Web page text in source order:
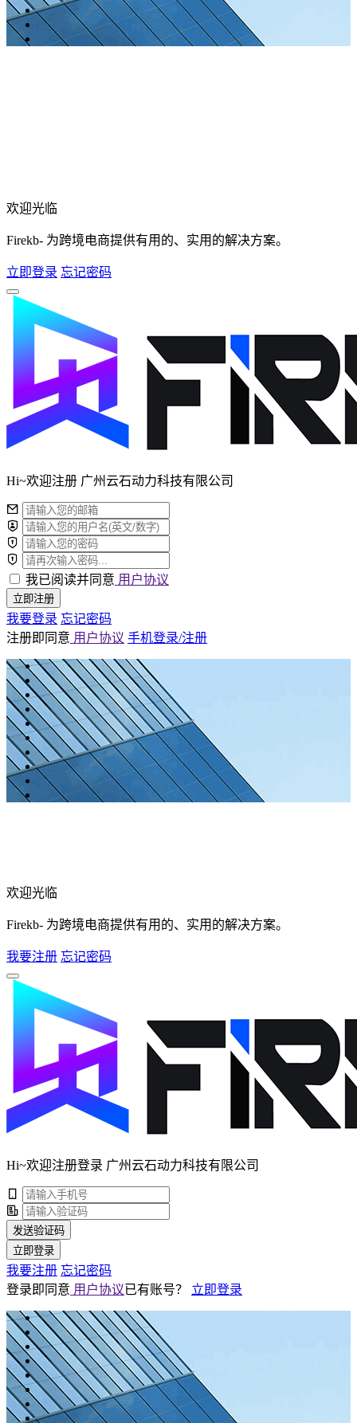
欢迎光临
Firekb- 为跨境电商提供有用的、实用的解决方案。
立即登录 忘记密码
Hi~欢迎注册 广州云石动力科技有限公司
我已阅读并同意 用户协议
立即注册
我要登录 忘记密码
注册即同意 用户协议 手机登录/注册
欢迎光临
Firekb- 为跨境电商提供有用的、实用的解决方案。
我要注册 忘记密码
Hi~欢迎注册登录 广州云石动力科技有限公司
发送验证码
立即登录
我要注册 忘记密码
登录即同意 用户协议已有账号？ 立即登录